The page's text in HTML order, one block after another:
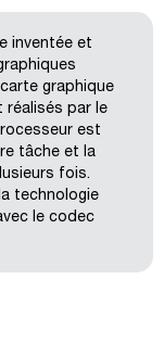
inventée et
graphique
réalisés par le
est
tâche et la
fois.
technologie
le codec